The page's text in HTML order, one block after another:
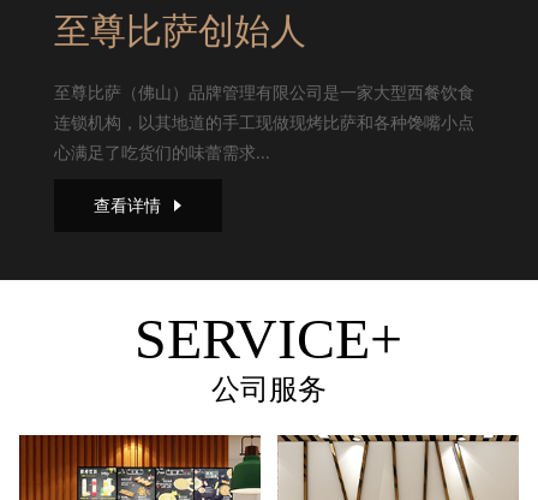
至尊比萨创始人
至尊比萨（佛山）品牌管理有限公司是一家大型西餐饮食
连锁机构，以其地道的手工现做现烤比萨和各种馋嘴小点
心满足了吃货们的味蕾需求...
查看详情
SERVICE+
公司服务